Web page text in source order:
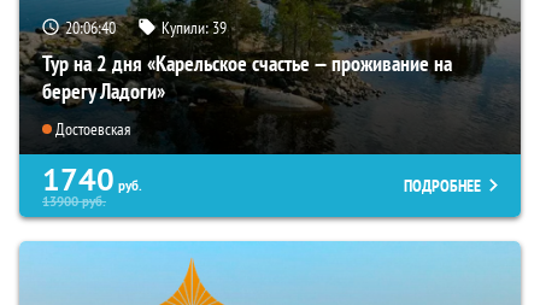
20:06:39 Купили:39
Тур на 2 дня «Карельское счастье — проживание на
берегу Ладоги»
Достоевская
1740 руб.
13900руб.
ПОДРОБНЕЕ